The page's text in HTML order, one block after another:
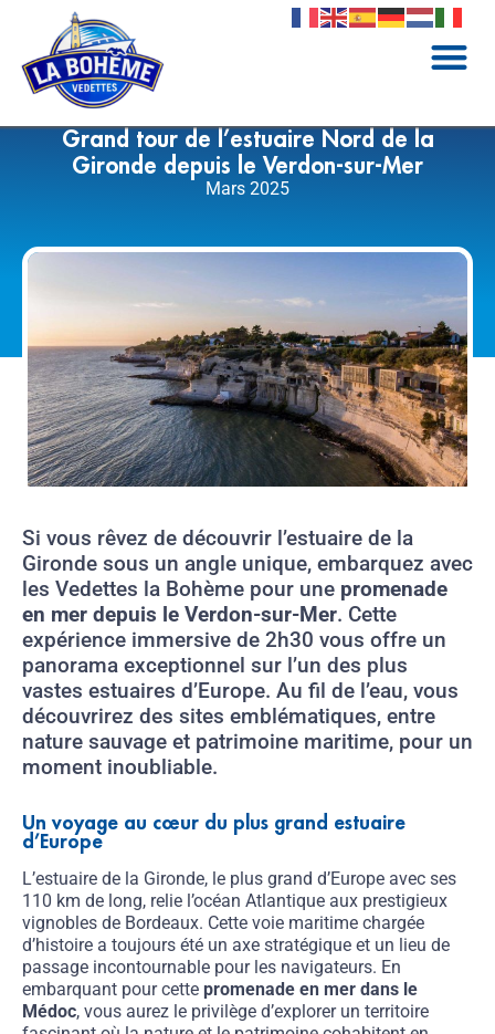
Grand tour de l’estuaire Nord de la
Gironde depuis le Verdon-sur-Mer
Mars 2025
Si vous rêvez de découvrir l’estuaire de la
Gironde sous un angle unique, embarquez avec
les Vedettes la Bohème pour une promenade
en mer depuis le Verdon-sur-Mer. Cette
expérience immersive de 2h30 vous offre un
panorama exceptionnel sur l’un des plus
vastes estuaires d’Europe. Au fil de l’eau, vous
découvrirez des sites emblématiques, entre
nature sauvage et patrimoine maritime, pour un
moment inoubliable.
Un voyage au cœur du plus grand estuaire
d’Europe
L’estuaire de la Gironde, le plus grand d’Europe avec ses
110 km de long, relie l’océan Atlantique aux prestigieux
vignobles de Bordeaux. Cette voie maritime chargée
d’histoire a toujours été un axe stratégique et un lieu de
passage incontournable pour les navigateurs. En
embarquant pour cette promenade en mer dans le
Médoc, vous aurez le privilège d’explorer un territoire